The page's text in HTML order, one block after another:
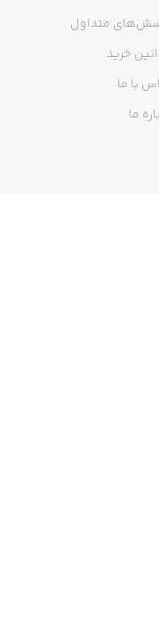
متداول
خرید
با ما
ما